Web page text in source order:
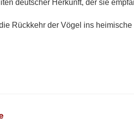
deutscher Herkunft, der sie
Rückkehr der Vögel ins heimische